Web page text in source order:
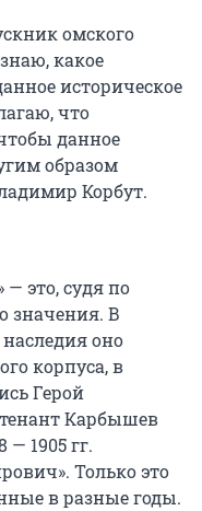
омского
какое
историческое
что
данное
образом
Корбут.
— это, судя по
значения. В
наследия оно
корпуса, в
Герой
Карбышев
1905 гг.
Только это
в разные годы.